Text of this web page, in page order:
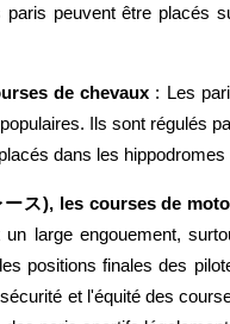
peuvent être placés
de chevaux : Les
Ils sont régulés
dans les
ス), les courses de moto
un large engouement,
positions finales des
et l'équité des